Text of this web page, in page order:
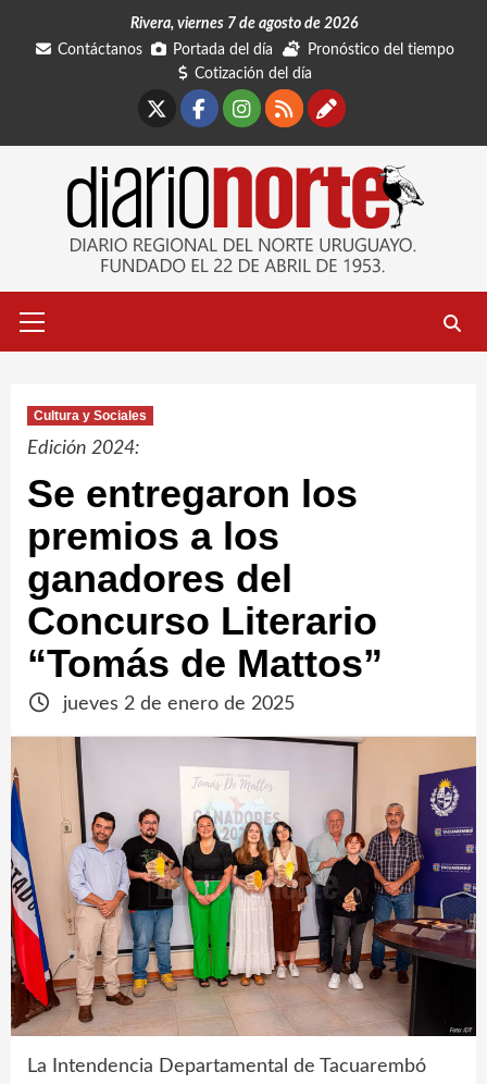
Rivera, viernes 7 de agosto de 2026
Contáctanos
Portada del día
Pronóstico del tiempo
Cotización del día
Facebook
Instagram
RSSContáctanos
primario
Cultura y Sociales
Edición 2024:
Se entregaron los
premios a los
ganadores del
Concurso Literario
“Tomás de Mattos”
jueves 2 de enero de 2025
La Intendencia Departamental de Tacuarembó